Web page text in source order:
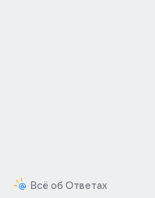
Всё об Ответах